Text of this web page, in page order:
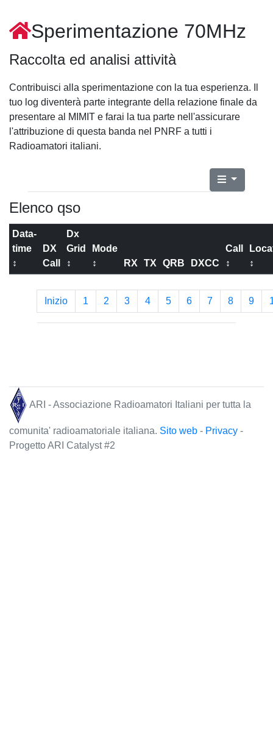
Sperimentazione 70MHz
Raccolta ed analisi attività
Contribuisci alla sperimentazione con la tua esperienza. Il
tuo log diventerà parte integrante della relazione finale da
presentare al MIMIT e farai la tua parte nell'assicurare
l'attribuzione di questa banda nel PNRF a tutti i
Radioamatori italiani.
Elenco qso
Data-
time
↕
DX
Call
Dx
Grid
↕
Mode
↕
RX TX QRB DXCC
Call
↕
↕
Inizio 1 2 3 4 5 6 7 8 9
ARI - Associazione Radioamatori Italiani per tutta la
comunita' radioamatoriale italiana. Sito web - Privacy -
Progetto ARI Catalyst #2